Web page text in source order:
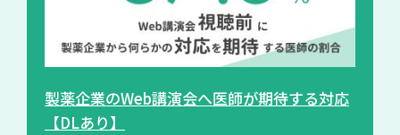
製薬企業のWeb講演会へ医師が期待する対応
【DLあり】